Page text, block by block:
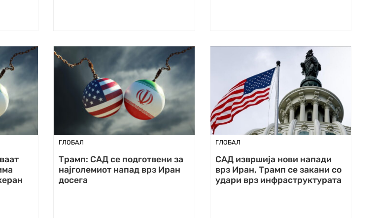
ГЛОБАЛ
Трамп: САД се подготвени за
најголемиот напад врз Иран
досега
ГЛОБАЛ
САД извршија нови напади
врз Иран, Трамп се закани со
удари врз инфраструктурата